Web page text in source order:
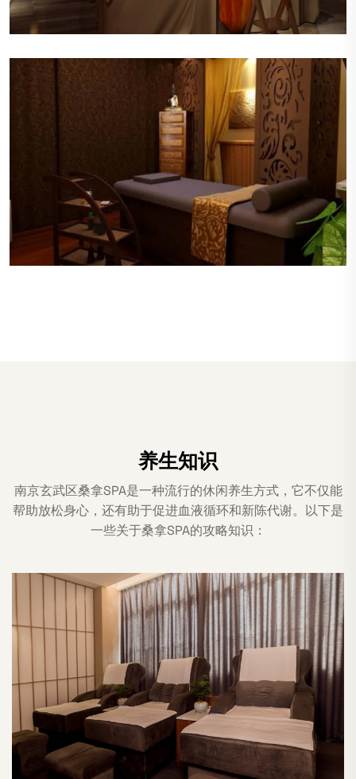
每个桑拿房和按摩室都设计有良好的私密性，确保
顾客在享受服务时不会被打扰，保障了顾客的隐
养生知识
南京玄武区桑拿SPA是一种流行的休闲养生方式，它不仅能
帮助放松身心，还有助于促进血液循环和新陈代谢。以下是
一些关于桑拿SPA的攻略知识：